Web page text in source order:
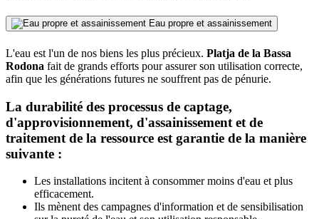
Eau propre et assainissement
L'eau est l'un de nos biens les plus précieux. Platja de la Bassa
Rodona fait de grands efforts pour assurer son utilisation correcte,
afin que les générations futures ne souffrent pas de pénurie.
La durabilité des processus de captage,
d'approvisionnement, d'assainissement et de
traitement de la ressource est garantie de la manière
suivante :
Les installations incitent à consommer moins d'eau et plus
efficacement.
Ils mènent des campagnes d'information et de sensibilisation